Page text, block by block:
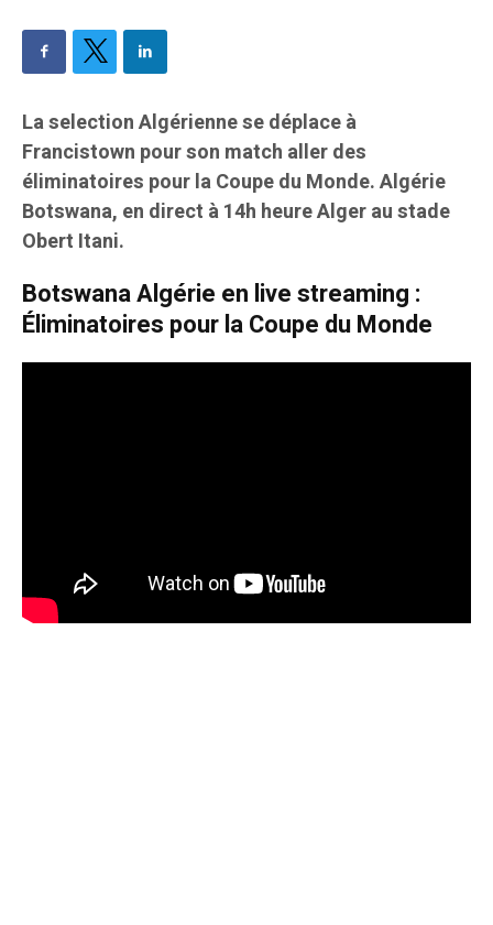
La selection Algérienne se déplace à
Francistown pour son match aller des
éliminatoires pour la Coupe du Monde. Algérie
Botswana, en direct à 14h heure Alger au stade
Obert Itani.
Botswana Algérie en live streaming :
Éliminatoires pour la Coupe du Monde